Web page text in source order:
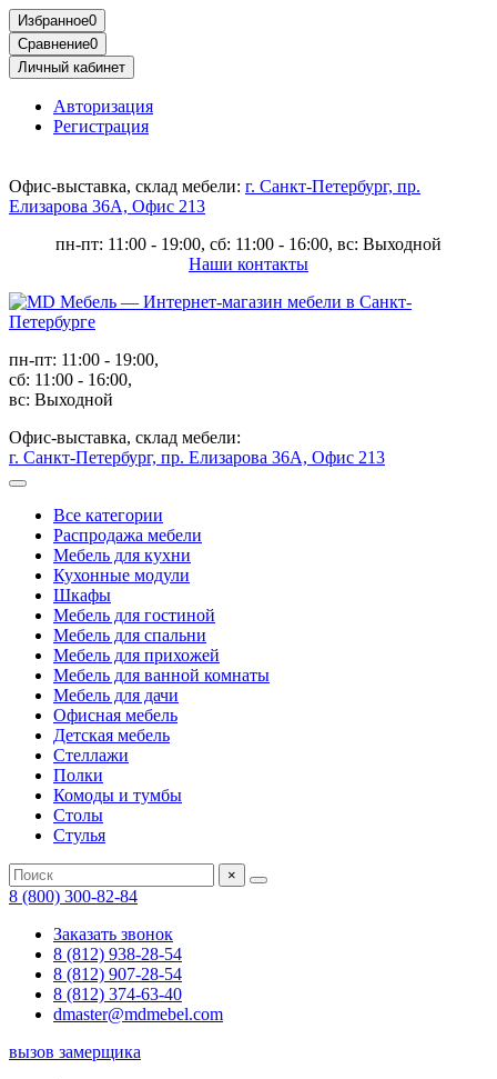
Избранное0
Сравнение0
Личный кабинет
Авторизация
Регистрация
Офис-выставка, склад мебели: г. Санкт-Петербург, пр.
Елизарова 36А, Офис 213
пн-пт: 11:00 - 19:00, сб: 11:00 - 16:00, вс: Выходной
Наши контакты
пн-пт: 11:00 - 19:00,
сб: 11:00 - 16:00,
вс: Выходной
Офис-выставка, склад мебели:
г. Санкт-Петербург, пр. Елизарова 36А, Офис 213
Все категории
Распродажа мебели
Мебель для кухни
Кухонные модули
Шкафы
Мебель для гостиной
Мебель для спальни
Мебель для прихожей
Мебель для ванной комнаты
Мебель для дачи
Офисная мебель
Детская мебель
Стеллажи
Полки
Комоды и тумбы
Столы
Стулья
×
8 (800) 300-82-84
Заказать звонок
8 (812) 938-28-54
8 (812) 907-28-54
8 (812) 374-63-40
dmaster@mdmebel.com
вызов замерщика